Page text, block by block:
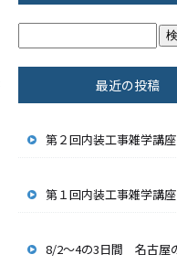
最近の投稿
第２回内装工事雑学講座
第１回内装工事雑学講座